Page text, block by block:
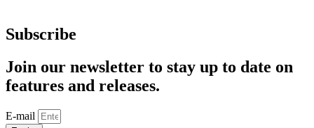
Subscribe
Join our newsletter to stay up to date on
features and releases.
E-mail